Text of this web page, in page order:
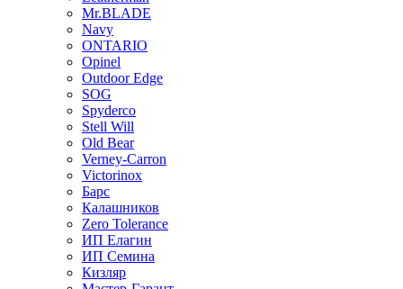
Mr.BLADE
Navy
ONTARIO
Opinel
Outdoor Edge
SOG
Spyderco
Stell Will
Old Bear
Verney-Carron
Victorinox
Барс
Калашников
Zero Tolerance
ИП Елагин
ИП Семина
Кизляр